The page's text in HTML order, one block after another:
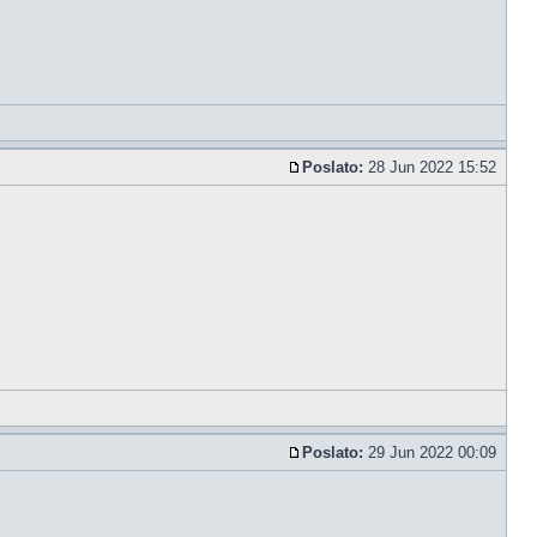
Poslato: 28 Jun 2022 15:52
Poslato: 29 Jun 2022 00:09